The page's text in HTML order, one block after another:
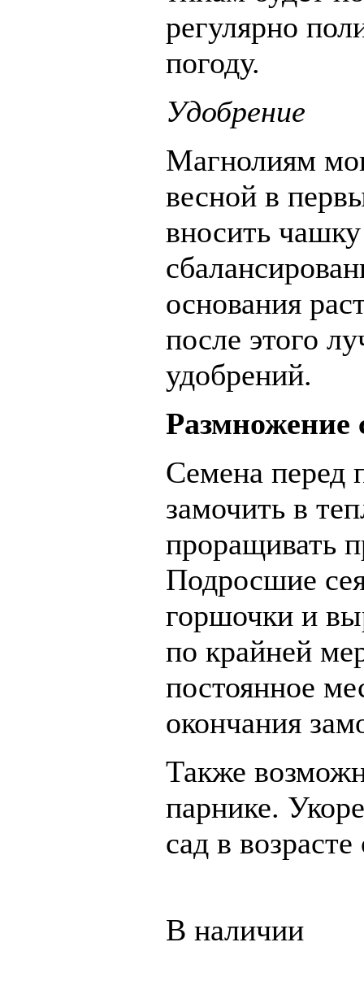
регулярно
погоду.
Удобрение
Магнолиям
весной в
вносить
основания
после этого
удобрений.
Размножение
Семена перед
замочить в
проращивать
Подросшие
горшочки и
по крайней
постоянное
окончания
Также
парнике.
сад в
В наличии